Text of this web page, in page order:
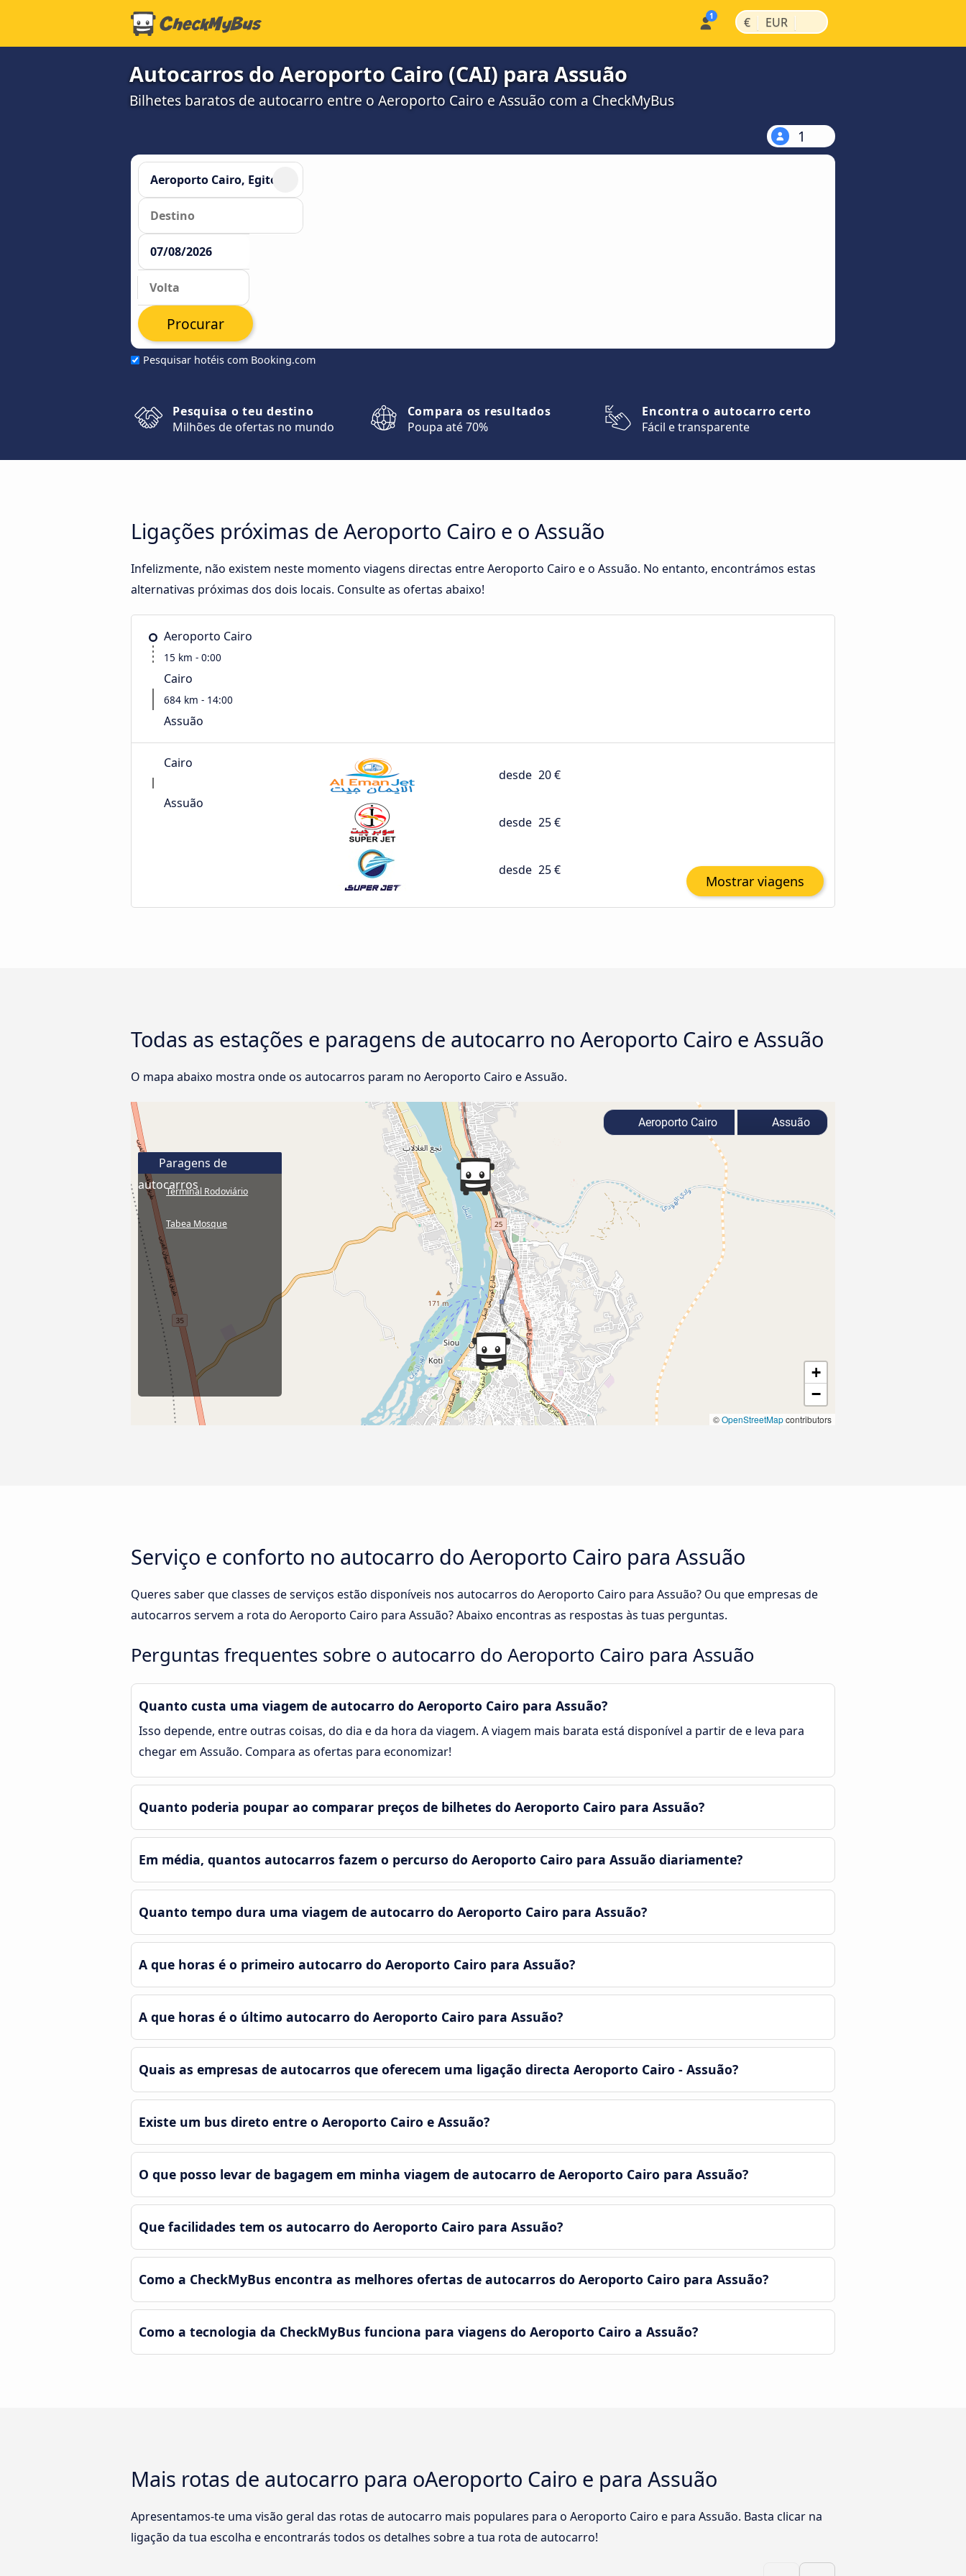
€ | EUR |
Autocarros do Aeroporto Cairo (CAI) para Assuão
Bilhetes baratos de autocarro entre o Aeroporto Cairo e Assuão com a CheckMyBus
1
Pesquisar hotéis com Booking.com
Procurar
Pesquisa o teu destino
Milhões de ofertas no mundo
Compara os resultados
Poupa até 70%
Encontra o autocarro certo
Fácil e transparente
Ligações próximas de Aeroporto Cairo e o Assuão
Infelizmente, não existem neste momento viagens directas entre Aeroporto Cairo e o Assuão. No entanto, encontrámos estas
alternativas próximas dos dois locais. Consulte as ofertas abaixo!
Aeroporto Cairo
15 km - 0:00
Cairo
684 km - 14:00
Assuão
Cairo
Assuão
desde 20 €
desde 25 €
desde 25 €
Mostrar viagens
Todas as estações e paragens de autocarro no Aeroporto Cairo e Assuão
O mapa abaixo mostra onde os autocarros param no Aeroporto Cairo e Assuão.
+
−
©OpenStreetMapcontributors
Paragens de
autocarros
Terminal Rodoviário
Tabea Mosque
Aeroporto Cairo Assuão
Serviço e conforto no autocarro do Aeroporto Cairo para Assuão
Queres saber que classes de serviços estão disponíveis nos autocarros do Aeroporto Cairo para Assuão? Ou que empresas de
autocarros servem a rota do Aeroporto Cairo para Assuão? Abaixo encontras as respostas às tuas perguntas.
Perguntas frequentes sobre o autocarro do Aeroporto Cairo para Assuão
Quanto custa uma viagem de autocarro do Aeroporto Cairo para Assuão?
Isso depende, entre outras coisas, do dia e da hora da viagem. A viagem mais barata está disponível a partir de e leva para
chegar em Assuão. Compara as ofertas para economizar!
Quanto poderia poupar ao comparar preços de bilhetes do Aeroporto Cairo para Assuão?
Em média, quantos autocarros fazem o percurso do Aeroporto Cairo para Assuão diariamente?
Quanto tempo dura uma viagem de autocarro do Aeroporto Cairo para Assuão?
A que horas é o primeiro autocarro do Aeroporto Cairo para Assuão?
A que horas é o último autocarro do Aeroporto Cairo para Assuão?
Quais as empresas de autocarros que oferecem uma ligação directa Aeroporto Cairo - Assuão?
Existe um bus direto entre o Aeroporto Cairo e Assuão?
O que posso levar de bagagem em minha viagem de autocarro de Aeroporto Cairo para Assuão?
Que facilidades tem os autocarro do Aeroporto Cairo para Assuão?
Como a CheckMyBus encontra as melhores ofertas de autocarros do Aeroporto Cairo para Assuão?
Como a tecnologia da CheckMyBus funciona para viagens do Aeroporto Cairo a Assuão?
Mais rotas de autocarro para oAeroporto Cairo e para Assuão
Apresentamos-te uma visão geral das rotas de autocarro mais populares para o Aeroporto Cairo e para Assuão. Basta clicar na
ligação da tua escolha e encontrarás todos os detalhes sobre a tua rota de autocarro!